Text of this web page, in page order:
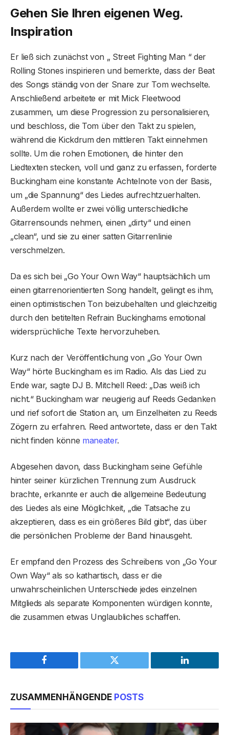
Gehen Sie Ihren eigenen Weg.
Inspiration
Er ließ sich zunächst von „ Street Fighting Man “ der
Rolling Stones inspirieren und bemerkte, dass der Beat
des Songs ständig von der Snare zur Tom wechselte.
Anschließend arbeitete er mit Mick Fleetwood
zusammen, um diese Progression zu personalisieren,
und beschloss, die Tom über den Takt zu spielen,
während die Kickdrum den mittleren Takt einnehmen
sollte. Um die rohen Emotionen, die hinter den
Liedtexten stecken, voll und ganz zu erfassen, forderte
Buckingham eine konstante Achtelnote von der Basis,
um „die Spannung“ des Liedes aufrechtzuerhalten.
Außerdem wollte er zwei völlig unterschiedliche
Gitarrensounds nehmen, einen „dirty“ und einen
„clean“, und sie zu einer satten Gitarrenlinie
verschmelzen.
Da es sich bei „Go Your Own Way“ hauptsächlich um
einen gitarrenorientierten Song handelt, gelingt es ihm,
einen optimistischen Ton beizubehalten und gleichzeitig
durch den betitelten Refrain Buckinghams emotional
widersprüchliche Texte hervorzuheben.
Kurz nach der Veröffentlichung von „Go Your Own
Way“ hörte Buckingham es im Radio. Als das Lied zu
Ende war, sagte DJ B. Mitchell Reed: „Das weiß ich
nicht.“ Buckingham war neugierig auf Reeds Gedanken
und rief sofort die Station an, um Einzelheiten zu Reeds
Zögern zu erfahren. Reed antwortete, dass er den Takt
nicht finden könne maneater.
Abgesehen davon, dass Buckingham seine Gefühle
hinter seiner kürzlichen Trennung zum Ausdruck
brachte, erkannte er auch die allgemeine Bedeutung
des Liedes als eine Möglichkeit, „die Tatsache zu
akzeptieren, dass es ein größeres Bild gibt“, das über
die persönlichen Probleme der Band hinausgeht.
Er empfand den Prozess des Schreibens von „Go Your
Own Way“ als so kathartisch, dass er die
unwahrscheinlichen Unterschiede jedes einzelnen
Mitglieds als separate Komponenten würdigen konnte,
die zusammen etwas Unglaubliches schaffen.
Facebook Twitter LinkedIn
ZUSAMMENHÄNGENDE POSTS